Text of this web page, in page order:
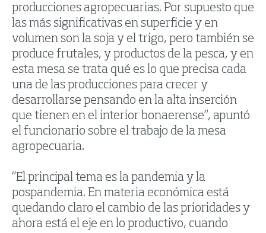
producciones agropecuarias. Por supuesto que
las más significativas en superficie y en
volumen son la soja y el trigo, pero también se
produce frutales, y productos de la pesca, y en
esta mesa se trata qué es lo que precisa cada
una de las producciones para crecer y
desarrollarse pensando en la alta inserción
que tienen en el interior bonaerense”, apuntó
el funcionario sobre el trabajo de la mesa
agropecuaria.
“El principal tema es la pandemia y la
pospandemia. En materia económica está
quedando claro el cambio de las prioridades y
ahora está el eje en lo productivo, cuando